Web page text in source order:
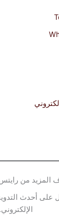
من رايتس
التدوينات
الإلكتروني.